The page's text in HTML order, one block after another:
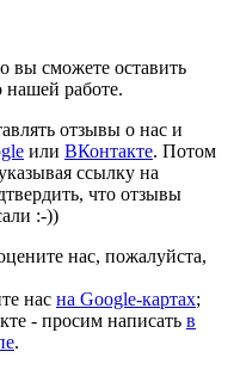
вы сможете оставить
нашей работе.
отзывы о нас и
или ВКонтакте. Потом
ссылку на
что отзывы
:-))
нас, пожалуйста,
нас на Google-картах;
- просим написать в
.